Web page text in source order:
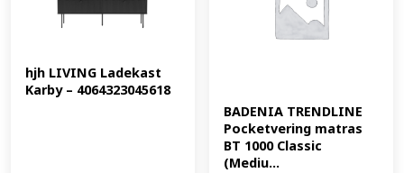
hjh LIVING Ladekast
Karby – 4064323045618
BADENIA TRENDLINE
Pocketvering matras
BT 1000 Classic
(Mediu...